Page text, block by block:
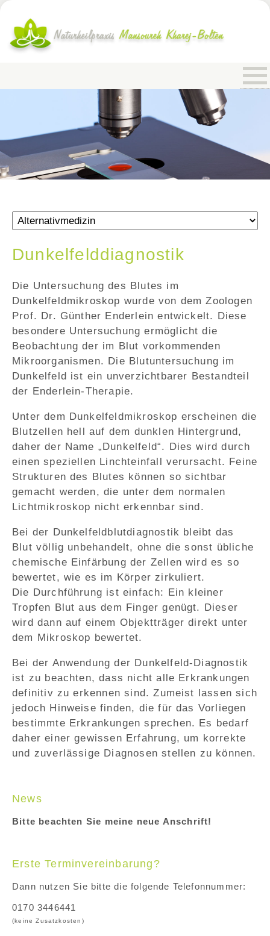
Alternativmedizin
Ästhetische Medizin
Motivationstraining
Kontakt
Dunkelfelddiagnostik
Die Untersuchung des Blutes im
Dunkelfeldmikroskop wurde von dem Zoologen
Prof. Dr. Günther Enderlein entwickelt. Diese
besondere Untersuchung ermöglicht die
Beobachtung der im Blut vorkommenden
Mikroorganismen. Die Blutuntersuchung im
Dunkelfeld ist ein unverzichtbarer Bestandteil
der Enderlein-Therapie.
Unter dem Dunkelfeldmikroskop erscheinen die
Blutzellen hell auf dem dunklen Hintergrund,
daher der Name „Dunkelfeld“. Dies wird durch
einen speziellen Linchteinfall verursacht. Feine
Strukturen des Blutes können so sichtbar
gemacht werden, die unter dem normalen
Lichtmikroskop nicht erkennbar sind.
Bei der Dunkelfeldblutdiagnostik bleibt das
Blut völlig unbehandelt, ohne die sonst übliche
chemische Einfärbung der Zellen wird es so
bewertet, wie es im Körper zirkuliert.
Die Durchführung ist einfach: Ein kleiner
Tropfen Blut aus dem Finger genügt. Dieser
wird dann auf einem Objektträger direkt unter
dem Mikroskop bewertet.
Bei der Anwendung der Dunkelfeld-Diagnostik
ist zu beachten, dass nicht alle Erkrankungen
definitiv zu erkennen sind. Zumeist lassen sich
jedoch Hinweise finden, die für das Vorliegen
bestimmte Erkrankungen sprechen. Es bedarf
daher einer gewissen Erfahrung, um korrekte
und zuverlässige Diagnosen stellen zu können.
News
Bitte beachten Sie meine neue Anschrift!
Erste Terminvereinbarung?
Dann nutzen Sie bitte die folgende Telefonnummer:
0170 3446441
(keine Zusatzkosten)